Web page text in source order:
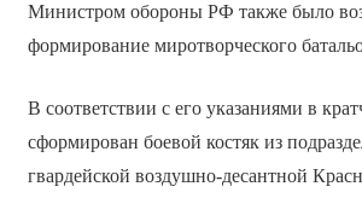
Министром обороны РФ также было
формирование миротворческого
В соответствии с его указаниями в
сформирован боевой костяк из
гвардейской воздушно-десантной